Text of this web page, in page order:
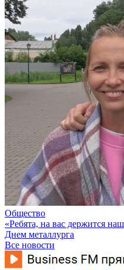
Общество
«Ребята, на вас держится
Днем металлурга
Все новости